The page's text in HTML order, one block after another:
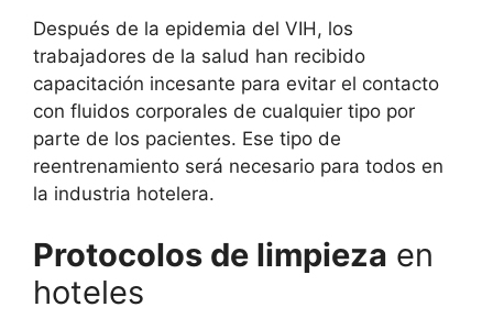
Después de la epidemia del VIH, los
trabajadores de la salud han recibido
capacitación incesante para evitar el contacto
con fluidos corporales de cualquier tipo por
parte de los pacientes. Ese tipo de
reentrenamiento será necesario para todos en
la industria hotelera.
Protocolos de limpieza en
hoteles